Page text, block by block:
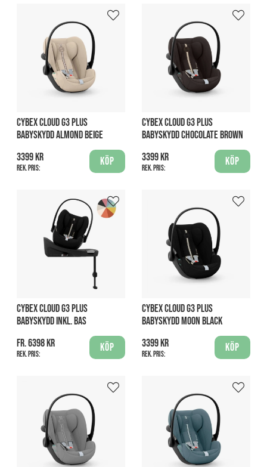
CYBEX CLOUD G3 PLUS
BABYSKYDD ALMOND BEIGE
3399 kr
Rek. pris:
Köp
CYBEX CLOUD G3 PLUS
BABYSKYDD CHOCOLATE BROWN
3399 kr
Rek. pris:
Köp
CYBEX CLOUD G3 PLUS
BABYSKYDD INKL. BAS
fr. 6398 kr
Rek. pris:
Köp
CYBEX CLOUD G3 PLUS
BABYSKYDD MOON BLACK
3399 kr
Rek. pris:
Köp